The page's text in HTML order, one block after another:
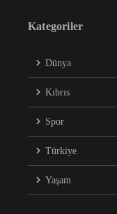
Kategoriler
Dünya
Kıbrıs
Spor
Türkiye
Yaşam